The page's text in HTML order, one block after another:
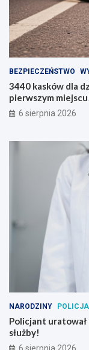
BEZPIECZEŃSTWO
3440 kasków dla
pierwszym
6 sierpnia 2026
NARODZINY POLICJA
Policjant
służby!